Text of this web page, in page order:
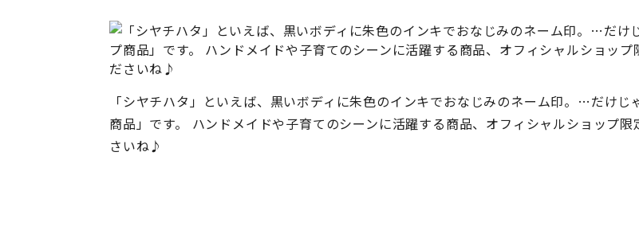
「シヤチハタ」といえば、黒いボディに朱色のインキでおなじみのネーム印。…だけ
商品」です。 ハンドメイドや子育てのシーンに活躍する商品、オフィシャルショップ
さいね♪